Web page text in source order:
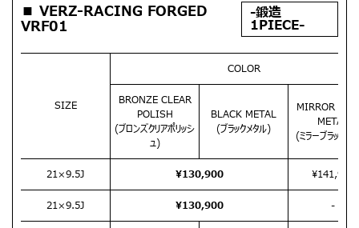
■ VERZ-RACING FORGED
VRF01
-鍛造
1PIECE-
SIZE
COLOR
BRONZE CLEAR
POLISH
(ブロンズクリアポリッシ
ュ)
BLACK METAL
(ブラックメタル)
MIRROR
METAL
(ミラーブラックメ
21×9.5J ¥130,900 ¥141,900
21×9.5J ¥130,900 -